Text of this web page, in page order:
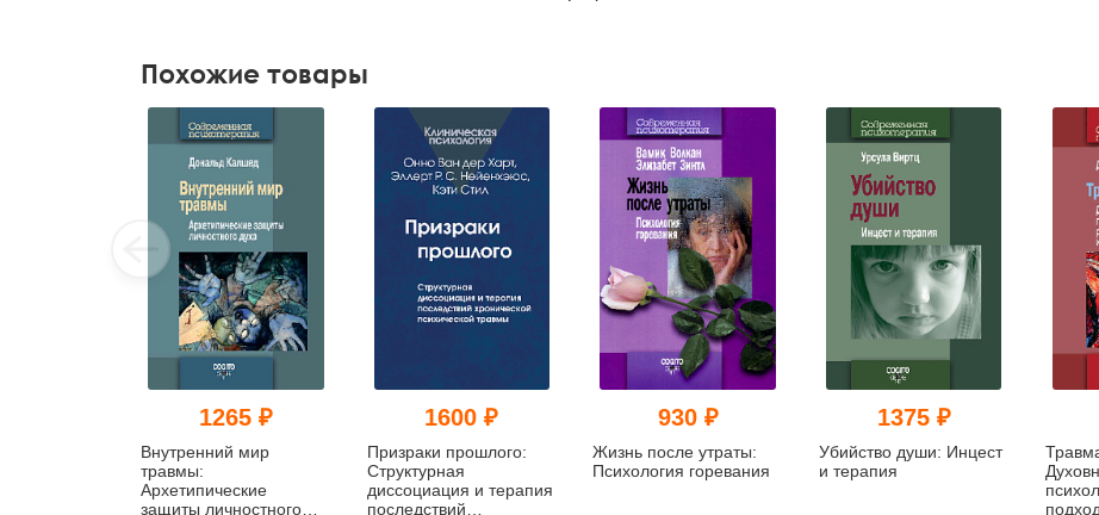
Похожие товары
1265 ₽
Внутренний мир
травмы:
Архетипические
защиты личностного
1600 ₽
Призраки прошлого:
Структурная
диссоциация и терапия
последствий
930 ₽
Жизнь после утраты:
Психология горевания
1375 ₽
Убийство души: Инцест
и терапия